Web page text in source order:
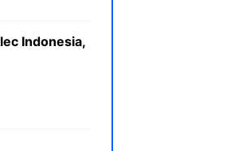
Indonesia,